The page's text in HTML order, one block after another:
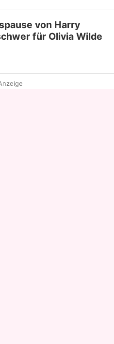
von Harry
für Olivia Wilde